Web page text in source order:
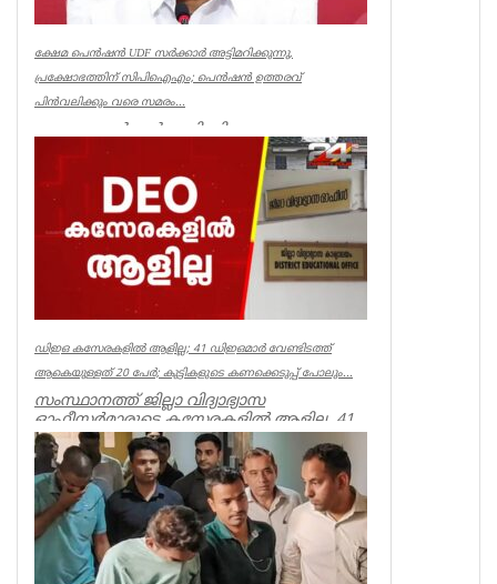
ക്ഷേമ പെൻഷൻ UDF സർക്കാർ അട്ടിമറിക്കുന്നു,
പ്രക്ഷോഭത്തിന് സിപിഐഎം; പെൻഷൻ ഉത്തരവ്
പിൻവലിക്കും വരെ സമരം...
ക്ഷേമ പെൻഷൻ അട്ടിമറിക്കാനുള്ള ബോധ
പൂർവമായ ശ്രമമാണ് യു ഡി എഫ് സർക്കാർ
നടത്തുന്നതെന്ന് സിപിഐഎം സംസ്ഥാ...
Kerala
ഡിഇഒ കസേരകളില്‍ ആളില്ല; 41 ഡിഇഒമാര്‍ വേണ്ടിടത്ത്
ആകെയുള്ളത് 20 പേര്‍; കുട്ടികളുടെ കണക്കെടുപ്പ് പോലും...
സംസ്ഥാനത്ത് ജില്ലാ വിദ്യാഭ്യാസ
ഓഫീസര്‍മാരുടെ കസേരകളില്‍ ആളില്ല. 41
ഡിഇഒമാരില്‍ നിലവില്‍ ഉള്ളത് 20 പ...
Kerala